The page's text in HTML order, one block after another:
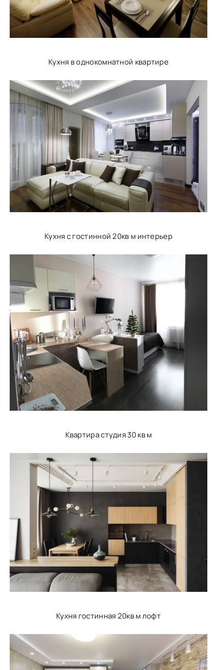
Кухня в однокомнатной квартире
Кухня с гостинной 20кв м интерьер
Квартира студия 30 кв м
Кухня гостинная 20кв м лофт